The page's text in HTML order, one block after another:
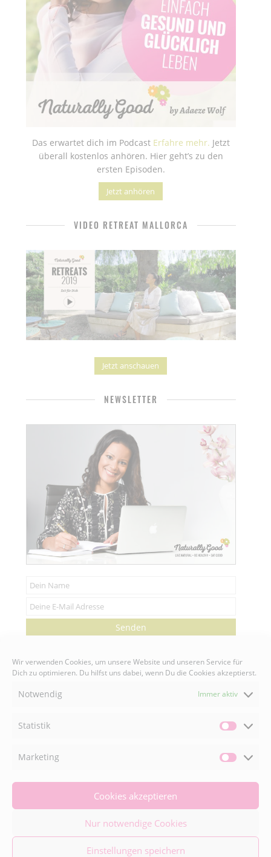
Wir verwenden Cookies, um unsere Website und unseren Service für
Dich zu optimieren. Du hilfst uns dabei, wenn Du die Cookies akzeptierst.
Notwendig Immer aktiv
Statistik
Marketing
Cookies akzeptieren
Nur notwendige Cookies
Einstellungen speichern
Das erwartet dich im Podcast Erfahre mehr. Jetzt
überall kostenlos anhören. Hier geht’s zu den
ersten Episoden.
Jetzt anhören
VIDEO RETREAT MALLORCA
Jetzt anschauen
NEWSLETTER
Senden
© 2026 Naturally Good ® | Adaeze Wolf • All
Rights Reserved •
•Datenschutzerklärung